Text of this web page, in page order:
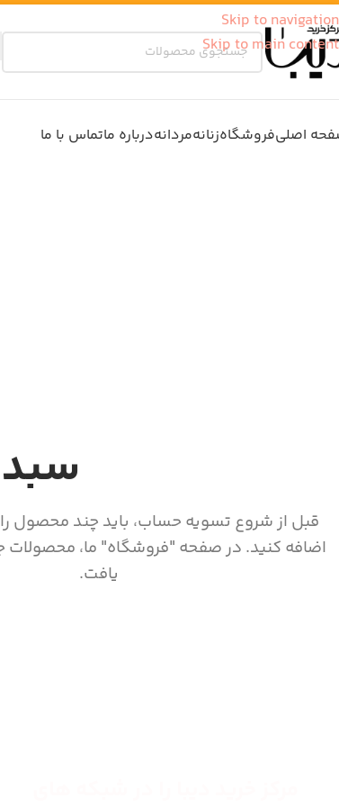
Skip to navigation
Skip to main content
اصلیفروشگاهزنانهمردانهدرباره ماتماس با ما
قبل از شروع تسویه حساب، باید چند محصول
اضافه کنید. در صفحه "فروشگاه" ما، محصولات
یافت.